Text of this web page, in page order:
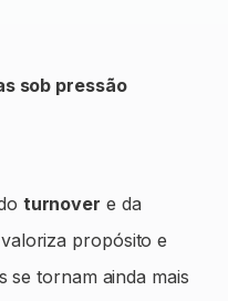
sob pressão
turnover e da
propósito e
se tornam ainda mais